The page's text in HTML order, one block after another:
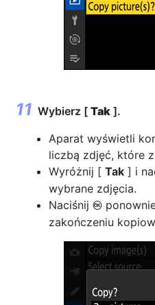
Wybierz [ Tak ].
Aparat wyświetli
liczbą zdjęć, które
Wyróżnij [ Tak ] i
wybrane zdjęcia.
Naciśnij J
zakończeniu